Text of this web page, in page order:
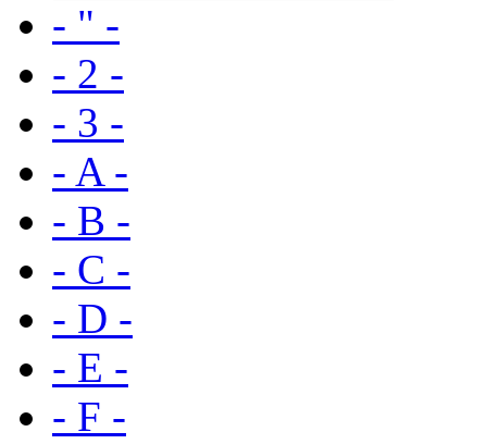
- " -
- 2 -
- 3 -
- A -
- B -
- C -
- D -
- E -
- F -